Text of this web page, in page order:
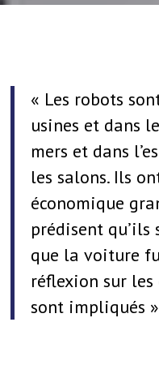
« Les robots
usines et dans
mers et dans
les salons. Ils
économique
prédisent qu’ils
que la voiture
réflexion sur
sont impliqués »